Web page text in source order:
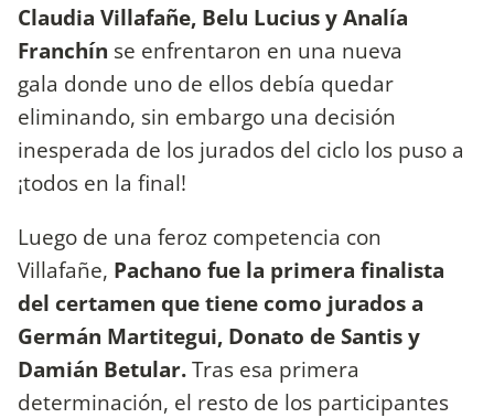
Claudia Villafañe, Belu Lucius y Analía
Franchín se enfrentaron en una nueva
gala donde uno de ellos debía quedar
eliminando, sin embargo una decisión
inesperada de los jurados del ciclo los puso a
¡todos en la final!
Luego de una feroz competencia con
Villafañe, Pachano fue la primera finalista
del certamen que tiene como jurados a
Germán Martitegui, Donato de Santis y
Damián Betular.Tras esa primera
determinación, el resto de los participantes